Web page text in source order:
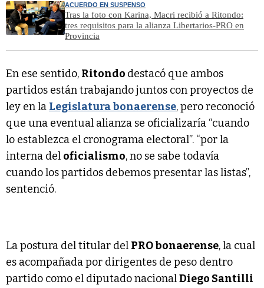
ACUERDO EN SUSPENSO
Tras la foto con Karina, Macri recibió a Ritondo:
tres requisitos para la alianza Libertarios-PRO en
Provincia
En ese sentido, Ritondo destacó que ambos
partidos están trabajando juntos con proyectos de
ley en la Legislatura bonaerense, pero reconoció
que una eventual alianza se oficializaría “cuando
lo establezca el cronograma electoral”. “por la
interna del oficialismo, no se sabe todavía
cuando los partidos debemos presentar las listas”,
sentenció.
La postura del titular del PRO bonaerense, la cual
es acompañada por dirigentes de peso dentro
partido como el diputado nacionalDiego Santilli